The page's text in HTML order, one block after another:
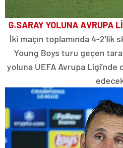
G.SARAY YOLUNA AVRUPA
İki maçın toplamında 4-2’lik
Young Boys turu geçen
yoluna UEFA Avrupa